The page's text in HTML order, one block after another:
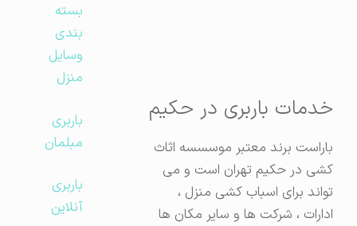
خدمات باربری در حکیم
باراست برند معتبر موسسسه اثاث
کشی در حکیم تهران است و می
تواند برای اسباب کشی منزل ،
ادارات ، شرکت ها و سایر مکان ها
بسته
بندی
وسایل
منزل
باربری
مبلمان
باربری
آنلاین